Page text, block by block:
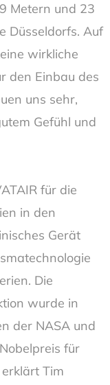
Metern und 23
Düsseldorfs. Auf
wirkliche
den Einbau des
uns sehr,
Gefühl und
für die
in den
Gerät
Die
wurde in
der NASA und
für
Tim